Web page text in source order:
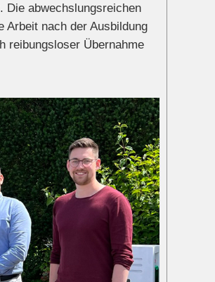
Die abwechslungsreichen
Arbeit nach der Ausbildung
reibungsloser Übernahme